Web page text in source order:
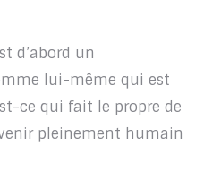
d’abord un
lui-même qui est
ce qui fait le propre de
pleinement humain